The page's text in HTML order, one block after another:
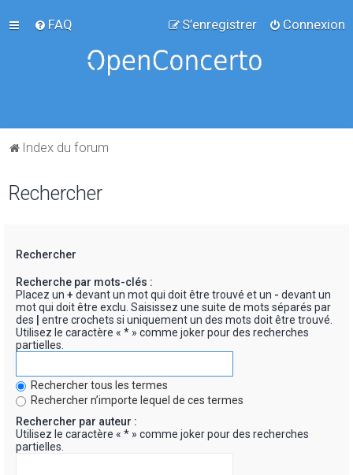
FAQ Connexion
S’enregistrer
Index du forum
Rechercher
Rechercher
Recherche par mots-clés :
Placez un + devant un mot qui doit être trouvé et un - devant un
mot qui doit être exclu. Saisissez une suite de mots séparés par
des
entre crochets si uniquement un des mots doit être trouvé.
Utilisez le caractère « * » comme joker pour des recherches
partielles.
Rechercher tous les termes
Rechercher n’importe lequel de ces termes
Rechercher par auteur :
Utilisez le caractère « * » comme joker pour des recherches
partielles.